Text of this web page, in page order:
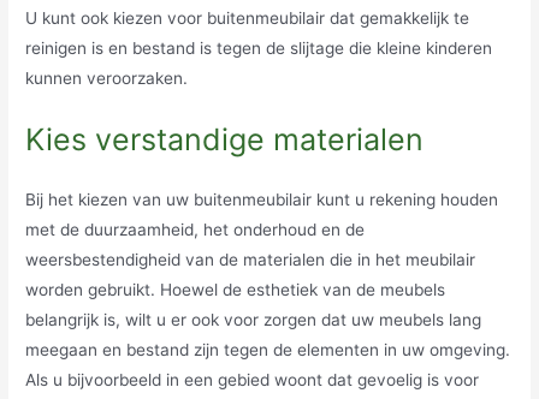
U kunt ook kiezen voor buitenmeubilair dat gemakkelijk te
reinigen is en bestand is tegen de slijtage die kleine kinderen
kunnen veroorzaken.
Kies verstandige materialen
Bij het kiezen van uw buitenmeubilair kunt u rekening houden
met de duurzaamheid, het onderhoud en de
weersbestendigheid van de materialen die in het meubilair
worden gebruikt. Hoewel de esthetiek van de meubels
belangrijk is, wilt u er ook voor zorgen dat uw meubels lang
meegaan en bestand zijn tegen de elementen in uw omgeving.
Als u bijvoorbeeld in een gebied woont dat gevoelig is voor